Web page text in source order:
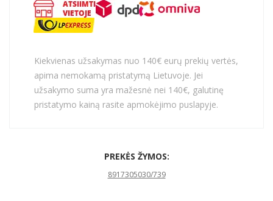
Kiekvienas užsakymas nuo 140€ eurų prekių vertės,
apima nemokamą pristatymą Lietuvoje. Jei
užsakymo suma yra mažesnė nei 140€, galutinę
pristatymo kainą rasite apmokėjimo puslapyje.
PREKĖS ŽYMOS:
8917305030/739